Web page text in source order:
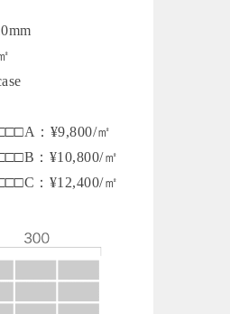
：¥9,800/㎡
：¥10,800/㎡
：¥12,400/㎡